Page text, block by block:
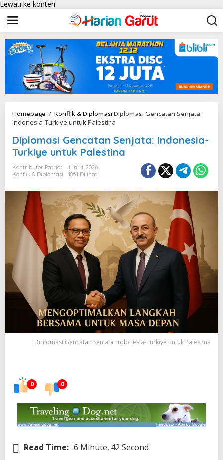
Lewati ke konten
Homepage / Konflik & Diplomasi Diplomasi Gencatan Senjata:
Indonesia-Turkiye untuk Palestina
Diplomasi Gencatan Senjata: Indonesia-
Turkiye untuk Palestina
Kontributor Patriot
Juni 4, 2026
Konflik & Diplomasi
1851 Dilihat
Diplomasi Gencatan Senjata: Indonesia-Turkiye untuk Palestina
0 0
Read Time: 6 Minute, 42 Second